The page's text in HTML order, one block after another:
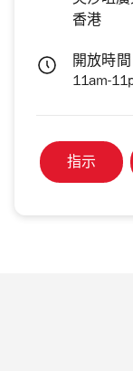
香港
開放時間
11am-
指示